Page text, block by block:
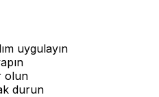
uygulayın
olun
durun